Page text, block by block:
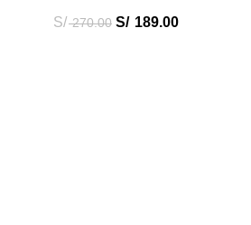
S/270.00 S/ 189.00